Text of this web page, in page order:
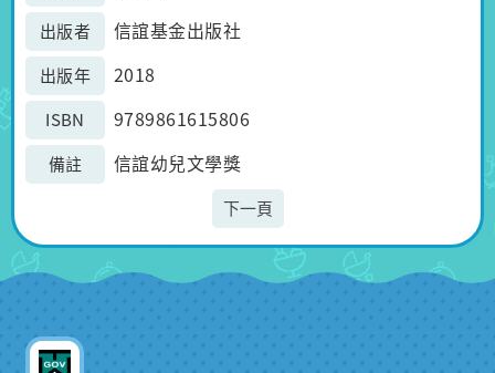
出版者 信誼基金出版社
出版年 2018
ISBN 9789861615806
備註 信誼幼兒文學獎
下一頁